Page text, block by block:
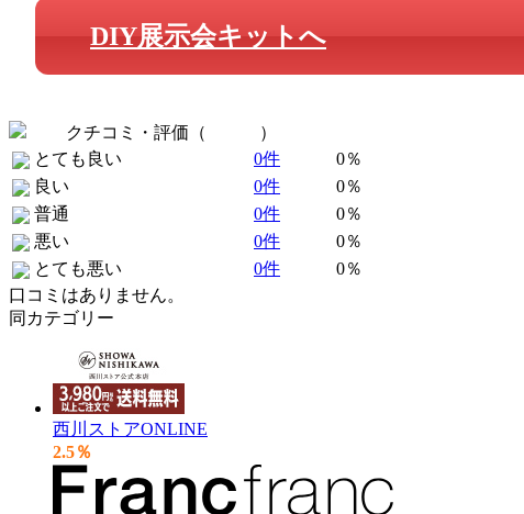
DIY展示会キットへ
クチコミ・評価（
）
とても良い
0件
0％
良い
0件
0％
普通
0件
0％
悪い
0件
0％
とても悪い
0件
0％
口コミはありません。
同カテゴリー
西川ストアONLINE
2.5％